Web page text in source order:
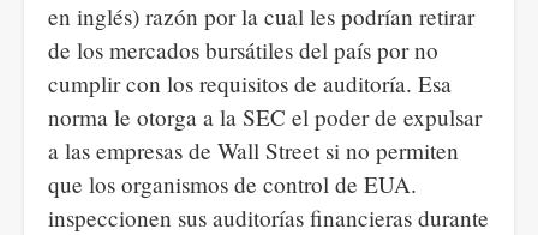
en inglés) razón por la cual les podrían retirar
de los mercados bursátiles del país por no
cumplir con los requisitos de auditoría. Esa
norma le otorga a la SEC el poder de expulsar
a las empresas de Wall Street si no permiten
que los organismos de control de EUA.
inspeccionen sus auditorías financieras durante